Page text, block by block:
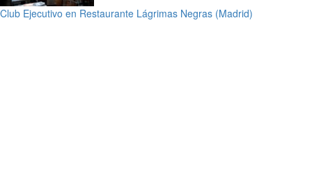
Club Ejecutivo en Restaurante Lágrimas Negras (Madrid)